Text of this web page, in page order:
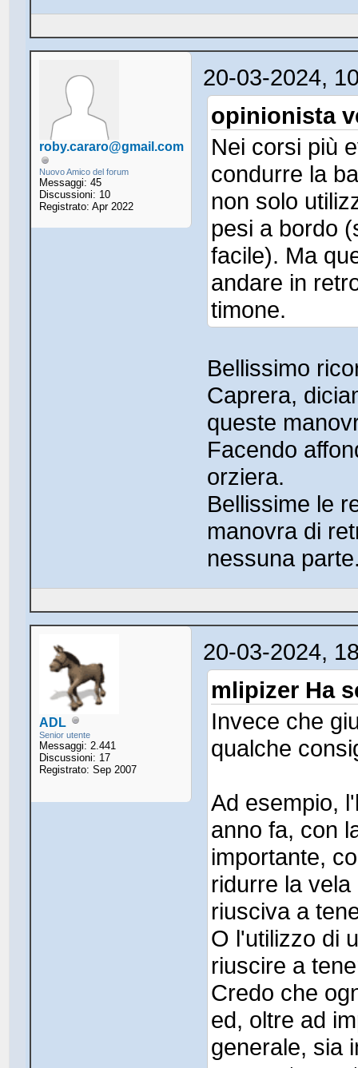
roby.cararo@gmail.com
Nuovo Amico del forum
Messaggi: 45
Discussioni: 10
Registrato: Apr 2022
20-03-2024,
opinionista
Nei corsi più
condurre la
non solo
pesi a bordo
facile). Ma
andare in
timone.
Bellissimo
Caprera,
queste
Facendo
orziera.
Bellissime le
manovra di
nessuna
ADL
Senior utente
Messaggi: 2.441
Discussioni: 17
Registrato: Sep 2007
20-03-2024,
mlipizer Ha
Invece che
qualche
Ad esempio,
anno fa, con
importante,
ridurre la
riusciva a
O l'utilizzo di
riuscire a
Credo che
ed, oltre ad
generale, sia